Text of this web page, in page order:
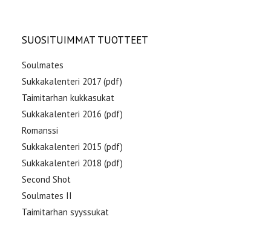
SUOSITUIMMAT TUOTTEET
Soulmates
Sukkakalenteri 2017 (pdf)
Taimitarhan kukkasukat
Sukkakalenteri 2016 (pdf)
Romanssi
Sukkakalenteri 2015 (pdf)
Sukkakalenteri 2018 (pdf)
Second Shot
Soulmates II
Taimitarhan syyssukat